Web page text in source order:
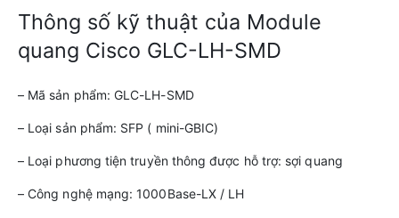
Thông số kỹ thuật của Module
quang Cisco GLC-LH-SMD
– Mã sản phẩm: GLC-LH-SMD
– Loại sản phẩm: SFP ( mini-GBIC)
– Loại phương tiện truyền thông được hỗ trợ: sợi quang
– Công nghệ mạng: 1000Base-LX / LH